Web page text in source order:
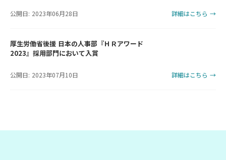
公開日: 2023年06月28日 詳細はこちら →
厚生労働省後援 日本の人事部『ＨＲアワード
2023』採用部門において入賞
公開日: 2023年07月10日 詳細はこちら →